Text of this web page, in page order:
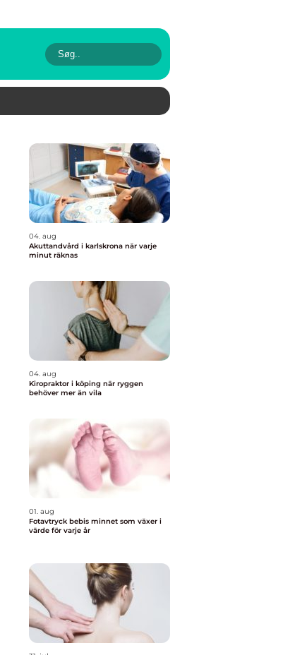
04. aug
Akuttandvård i karlskrona när varje
minut räknas
04. aug
Kiropraktor i köping när ryggen
behöver mer än vila
01. aug
Fotavtryck bebis minnet som växer i
värde för varje år